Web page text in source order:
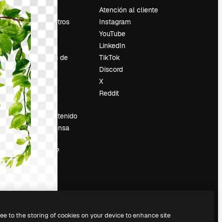
Precios
Sobre nosotros
Reviews
Empleo
Tendencias de
búsqueda
Blog
Eventos
Slidesgo
Vender contenido
Sala de prensa
¿Buscas
magnific.ai?
Atención al cliente
Instagram
YouTube
LinkedIn
TikTok
Discord
X
Reddit
to the storing of cookies on your device to enhance site